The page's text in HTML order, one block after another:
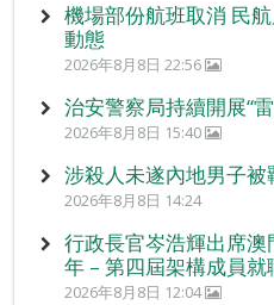
機場部份航班取消 民
動態
2026年8月8日 22:56
治安警察局持續開展“
2026年8月8日 15:40
涉殺人未遂內地男子被
2026年8月8日 14:24
行政長官岑浩輝出席
年 – 第四屆架構成員就
2026年8月8日 12:04